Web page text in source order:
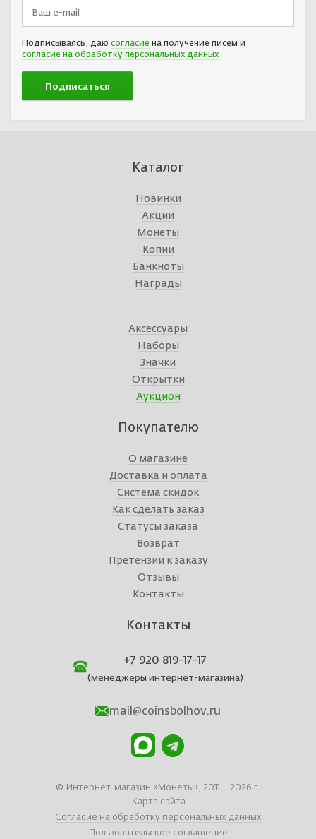
Подписываясь, даю согласие на получение писем и
согласие на обработку персональных данных
Каталог
Новинки
Акции
Монеты
Копии
Банкноты
Награды
Аксессуары
Наборы
Значки
Открытки
Аукцион
Покупателю
О магазине
Доставка и оплата
Система скидок
Как сделать заказ
Статусы заказа
Возврат
Претензии к заказу
Отзывы
Контакты
Контакты
+7 920 819-17-17
(менеджеры интернет-магазина)
mail@coinsbolhov.ru
© Интернет-магазин «Монеты», 2011 – 2026 г.
Карта сайта
Согласие на обработку персональных данных
Пользовательское соглашение